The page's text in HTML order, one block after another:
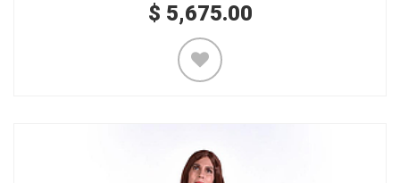
$ 5,675.00